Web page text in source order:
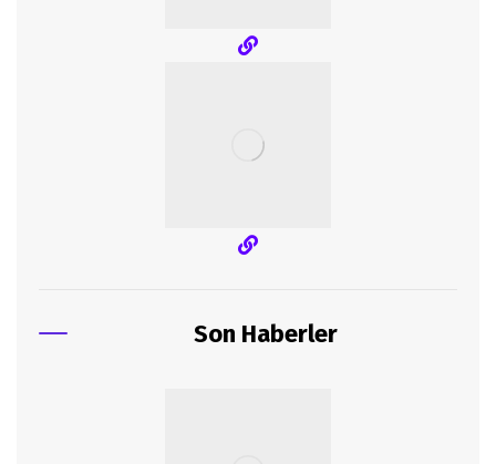
Son Haberler